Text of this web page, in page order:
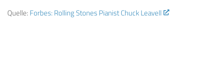
Quelle: Forbes: Rolling Stones Pianist Chuck Leavell